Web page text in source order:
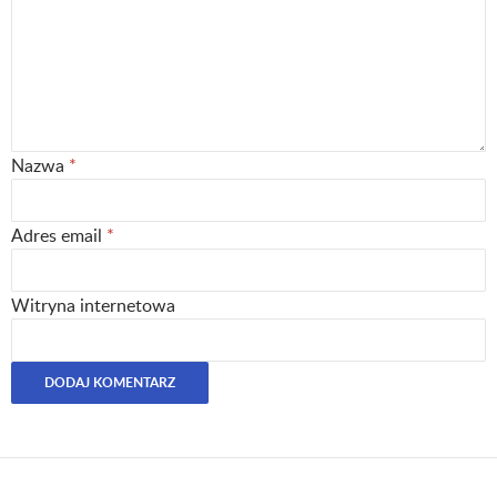
Nazwa *
Adres email *
Witryna internetowa